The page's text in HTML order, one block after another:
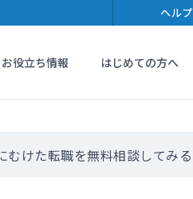
ヘルプ
お役立ち情報 はじめての方へ
むけた転職を無料相談してみる